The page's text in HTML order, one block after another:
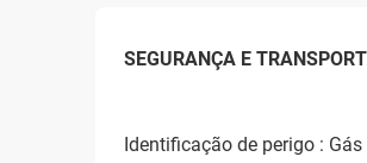
SEGURANÇA E
Identificação de perigo :